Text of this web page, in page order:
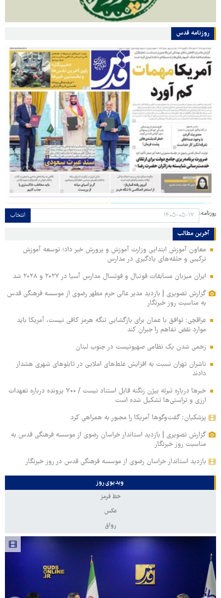
روزنامه قدس
روزنامه: انتخاب
آخرین مطالب
معاون آموزش ابتدایی وزارت آموزش و پرورش خبر داد؛ توسعه آموزش
ترکیبی و حلقه‌های یادگیری در مدارس
ایران میزبان مسابقات فوتبال و فوتسال مدارس آسیا در ۲۰۲۷ و ۲۰۲۸ شد
گزارش تصویری | بازدید مدیر عالی حرم مطهر رضوی از موسسه فرهنگی قدس
به مناسبت روز خبرنگار
عراقچی: توافق با عمان برای بازگشایی تنگه هرمز کافی نیست، آمریکا باید
موارد نقض تفاهم را جبران کند
زخمی‌ شدن یک نظامی صهیونیست در جنوب لبنان
ناشران تهران نسبت به افزایش غلط‌های املایی در تابلوهای شهری هشدار
دادند
خبرها درباره تبرئه بیژن زنگنه قابل استناد نیست / ۷۰۰ پرونده درباره تعهدات
ارزی و تراستی‌ها تشکیل شده است
پزشکیان: گفت‌وگوها آمریکا را مجبور به همراهی کرد
گزارش تصویری | بازدید استاندار خراسان رضوی از موسسه فرهنگی قدس به
مناسبت روز خبرنگار
بازدید استاندار خراسان رضوی از موسسه فرهنگی قدس در روز خبرنگار
ویدیوی روز
خط قرمز
عکس
رواق